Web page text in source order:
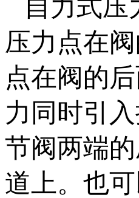
自力式
压力点在
点在阀的
力同时引
节阀两端
道上。也